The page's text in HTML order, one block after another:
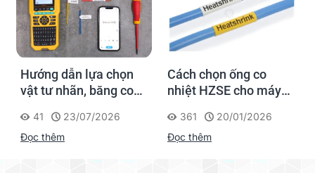
Hướng dẫn lựa chọn
vật tư nhãn, băng co
Supvan G15M Pro
41
23/07/2026
Đọc thêm
Cách chọn ống co
nhiệt HZSE cho máy in
361
20/01/2026
Đọc thêm